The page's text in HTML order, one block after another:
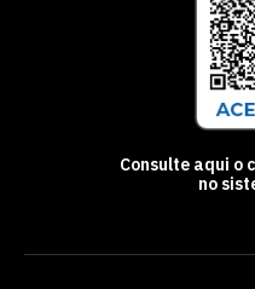
Consulte aqui o
no